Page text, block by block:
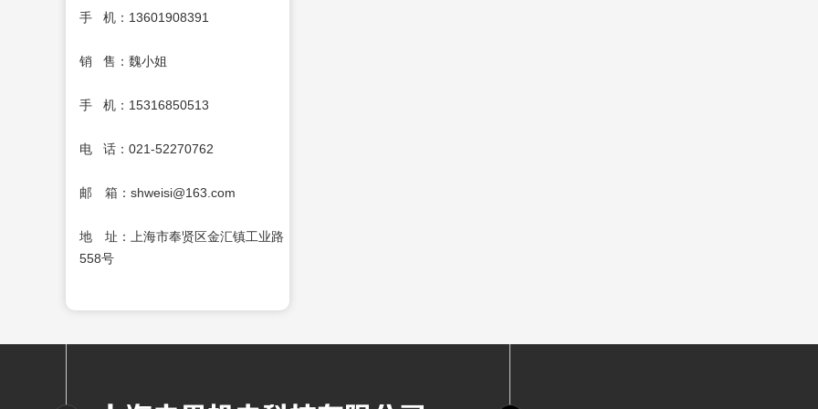
手 机：13601908391
销 售：魏小姐
手 机：15316850513
电 话：021-52270762
邮 箱：shweisi@163.com
地 址：上海市奉贤区金汇镇工业路
558号